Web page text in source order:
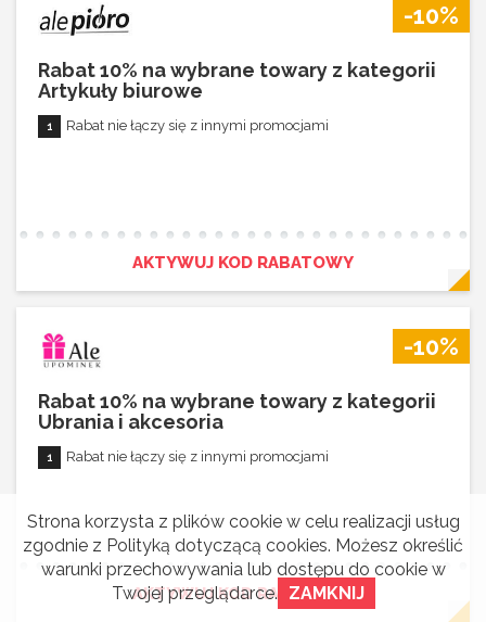
-10%
Rabat 10% na wybrane towary z kategorii
Artykuły biurowe
Rabat nie łączy się z innymi promocjami
AKTYWUJ KOD RABATOWY
-10%
Rabat 10% na wybrane towary z kategorii
Ubrania i akcesoria
Rabat nie łączy się z innymi promocjami
AKTYWUJ KOD RABATOWY
Strona korzysta z plików cookie w celu realizacji usług
zgodnie z Polityką dotyczącą cookies. Możesz określić
warunki przechowywania lub dostępu do cookie w
Twojej przeglądarce.
ZAMKNIJ